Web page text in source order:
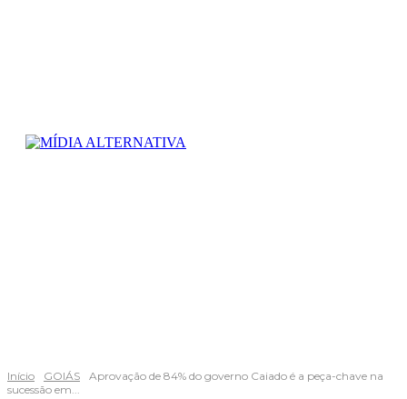
Início GOIÁS
Aprovação de 84% do governo Caiado é a peça-chave na
sucessão em...